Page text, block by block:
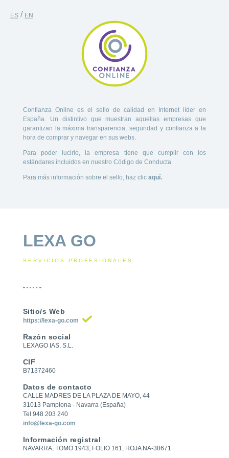
ES / EN
Confianza Online es el sello de calidad en Internet líder en
España. Un distintivo que muestran aquellas empresas que
garantizan la máxima transparencia, seguridad y confianza a la
hora de comprar y navegar en sus webs.
Para poder lucirlo, la empresa tiene que cumplir con los
estándares incluidos en nuestro Código de Conducta
Para más información sobre el sello, haz clic aquí.
LEXA GO
SERVICIOS PROFESIONALES
Sitio/s Web
https://lexa-go.com
Razón social
LEXAGO IAS, S.L.
CIF
B71372460
Datos de contacto
CALLE MADRES DE LA PLAZA DE MAYO, 44
31013 Pamplona - Navarra (España)
Tel 948 203 240
info@lexa-go.com
Información registral
NAVARRA, TOMO 1943, FOLIO 161, HOJA NA-38671